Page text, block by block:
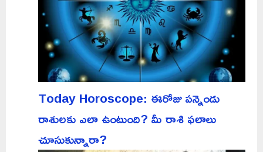
Today Horoscope: ఈరోజు పన్నెండు
రాశులకు ఎలా ఉంటుంది? మీ రాశి ఫలాలు
చూసుకున్నారా?